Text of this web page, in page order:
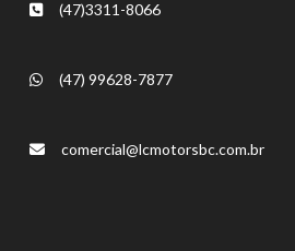
(47)3311-8066
(47) 99628-7877
comercial@lcmotorsbc.com.br